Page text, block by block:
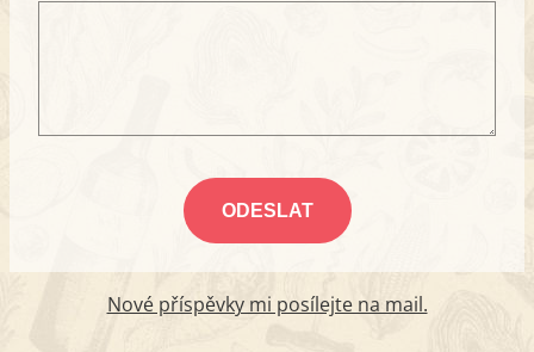
Nové příspěvky mi posílejte na mail.